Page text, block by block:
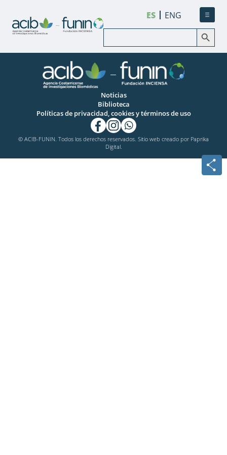
Buscar: Botón de búsqueda
ES ENG
Noticias
Biblioteca
Políticas de privacidad, cookies y términos de uso
© ACIB-FUNIN. Todos los derechos reservados. Sitio web creado por Paprika
Digital.